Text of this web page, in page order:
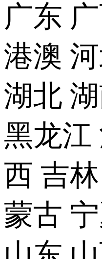
广东
港澳
湖北
黑龙江
西 吉林
蒙古